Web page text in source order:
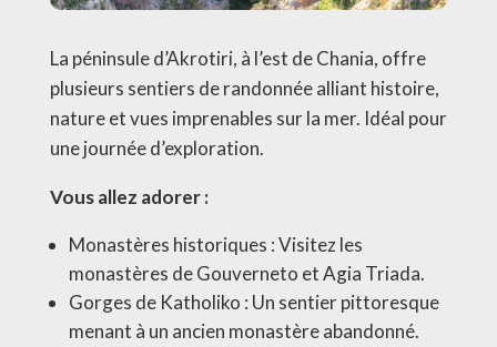
La péninsule d’Akrotiri, à l’est de Chania, offre
plusieurs sentiers de randonnée alliant histoire,
nature et vues imprenables sur la mer. Idéal pour
une journée d’exploration.
Vous allez adorer :
Monastères historiques : Visitez les
monastères de Gouverneto et Agia Triada.
Gorges de Katholiko : Un sentier pittoresque
menant à un ancien monastère abandonné.